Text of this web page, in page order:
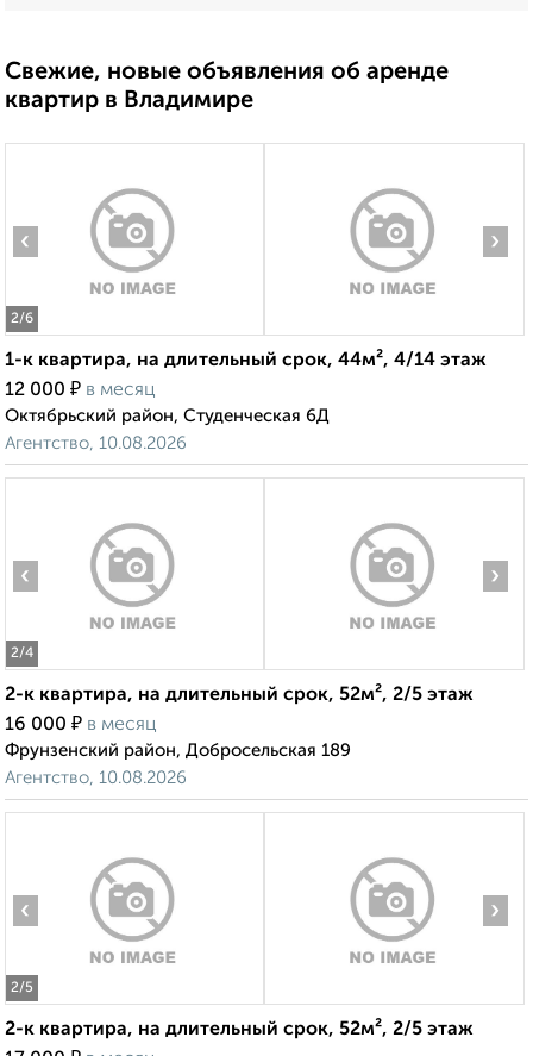
Свежие, новые объявления об аренде
квартир в Владимире
2/6
‹ ›
1-к квартира, на длительный срок, 44м², 4/14 этаж
12 000 ₽ в месяц
Октябрьский район, Студенческая 6Д
Агентство, 10.08.2026
2/4
‹ ›
2-к квартира, на длительный срок, 52м², 2/5 этаж
16 000 ₽ в месяц
Фрунзенский район, Добросельская 189
Агентство, 10.08.2026
2/5
‹ ›
2-к квартира, на длительный срок, 52м², 2/5 этаж